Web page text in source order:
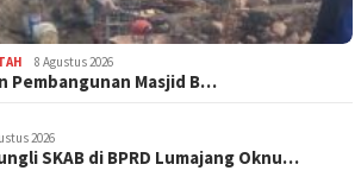
8 Agustus 2026
Pembangunan Masjid B…
2026
SKAB di BPRD Lumajang Oknu…